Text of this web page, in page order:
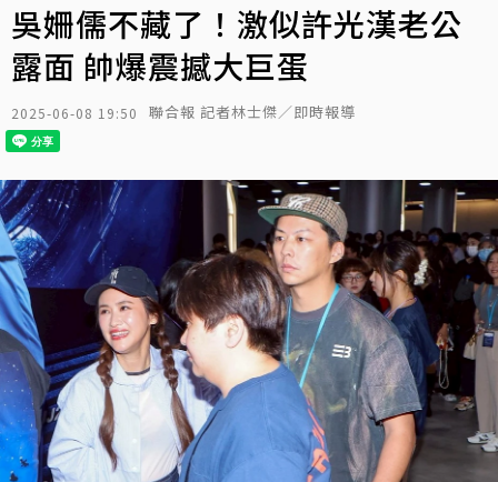
吳姍儒不藏了！激似許光漢老公
露面 帥爆震撼大巨蛋
2025-06-08 19:50 聯合報 記者林士傑／即時報導